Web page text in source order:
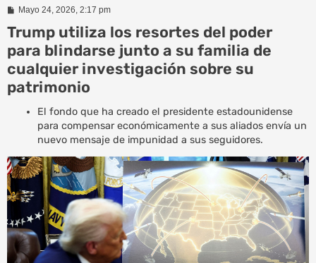
M
n
s
a
e
Mayo 24, 2026, 2:17 pm
Trump utiliza los resortes del poder
para blindarse junto a su familia de
cualquier investigación sobre su
patrimonio
El fondo que ha creado el presidente estadounidense
para compensar económicamente a sus aliados envía un
nuevo mensaje de impunidad a sus seguidores.